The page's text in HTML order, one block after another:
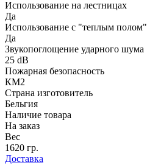
Использование на лестницах
Да
Использование с "теплым полом"
Да
Звукопоглощение ударного шума
25 dB
Пожарная безопасность
КМ2
Страна изготовитель
Бельгия
Наличие товара
На заказ
Вес
1620 гр.
Доставка